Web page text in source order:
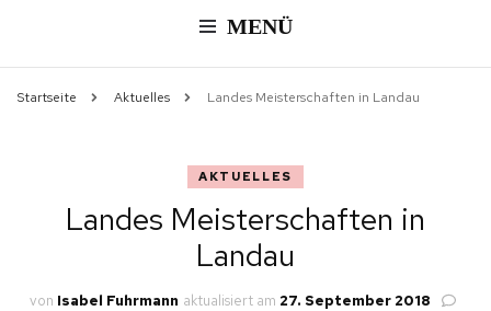
MENÜ
Startseite Aktuelles Landes Meisterschaften in Landau
AKTUELLES
Landes Meisterschaften in
Landau
von Isabel Fuhrmann aktualisiert am 27. September 2018